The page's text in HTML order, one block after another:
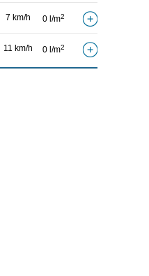
7 km/h 0 l/m2
11 km/h 0 l/m2